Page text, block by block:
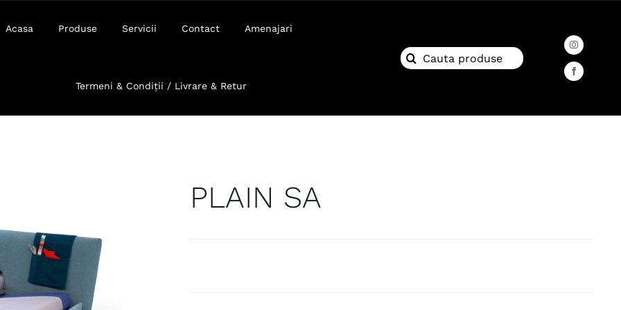
Acasa Produse Servicii Contact Amenajari
Termeni & Condiții / Livrare & Retur
Search
PLAIN SA